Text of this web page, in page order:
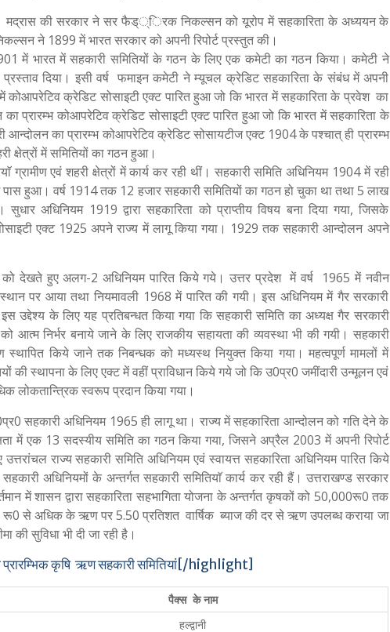
मद्रास की सरकार ने सर फैड््िरक निकल्सन को यूरोप में सहकारिता के अध्ययन के
ने 1899 में भारत सरकार को अपनी रिपोर्ट प्रस्तुत की।
में भारत में सहकारी समितियों के गठन के लिए एक कमेटी का गठन किया। कमेटी ने
दिया। इसी वर्ष फमाइन कमेटी ने म्यूचल क्रेडिट सहकारिता के संबंध में अपनी
में कोआपरेटिव क्रेडिट सोसाइटी एक्ट पारित हुआ जो कि भारत में सहकारिता के प्रवेश का
प्रारम्भ कोआपरेटिव क्रेडिट सोसाइटी एक्ट पारित हुआ जो कि भारत में सहकारिता के
का प्रारम्भ कोआपरेटिव क्रेडिट सोसायटीज एक्ट 1904 के पश्चात् ही प्रारम्भ
क्षेत्रों में समितियों का गठन हुआ।
एवं शहरी क्षेत्रों में कार्य कर रही थीं। सहकारी समिति अधिनियम 1904 में रही
हुआ। वर्ष 1914 तक 12 हजार सहकारी समितियों का गठन हो चुका था तथा 5 लाख
अधिनियम 1919 द्वारा सहकारिता को प्राप्तीय विषय बना दिया गया, जिसके
एक्ट 1925 अपने राज्य में लागू किया गया। 1929 तक सहकारी आन्दोलन अपने
को देखते हुए अलग-2 अधिनियम पारित किये गये। उत्तर प्रदेश में वर्ष 1965 में नवीन
पर आया तथा नियमावली 1968 में पारित की गयी। इस अधिनियम में गैर सरकारी
उद्देश्य के लिए यह प्रतिबन्धत किया गया कि सहकारी समिति का अध्यक्ष गैर सरकारी
को आत्म निर्भर बनाये जाने के लिए राजकीय सहायता की व्यवस्था भी की गयी। सहकारी
स्थापित किये जाने तक निबन्धक को मध्यस्थ नियुक्त किया गया। महत्वपूर्ण मामलों में
की स्थापना के लिए एक्ट में वहीं प्राविधान किये गये जो कि उ0प्र0 जमींदारी उन्मूलन एवं
लोकतान्त्रिक स्वरूप प्रदान किया गया।
सहकारी अधिनियम 1965 ही लागू था। राज्य में सहकारिता आन्दोलन को गति देने के
में एक 13 सदस्यीय समिति का गठन किया गया, जिसने अप्रैल 2003 में अपनी रिपोर्ट
राज्य सहकारी समिति अधिनियम एवं स्वायत्त सहकारिता अधिनियम पारित किये
अधिनियमों के अन्तर्गत सहकारी समितियाॅ कार्य कर रही हैं। उत्तराखण्ड सरकार
में शासन द्वारा सहकारिता सहभागिता योजना के अन्तर्गत कृषकों को 50,000रू0 तक
से अधिक के ऋण पर 5.50 प्रतिशत वार्षिक ब्याज की दर से ऋण उपलब्ध कराया जा
सुविधा भी दी जा रही है।
कृषि ऋण सहकारी समितियां[/highlight]
पैक्स के नाम
हल्द्वानी